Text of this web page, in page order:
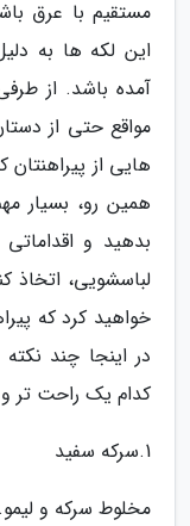
مستقیم با عرق
این لکه ها به
آمده باشد. از
مواقع حتی از
هایی از
همین رو، بسیار
بدهید و
لباسشویی، اتخاذ
خواهید کرد که
در اینجا چند
کدام یک راحت تر
1.سرکه سفید
مخلوط سرکه و